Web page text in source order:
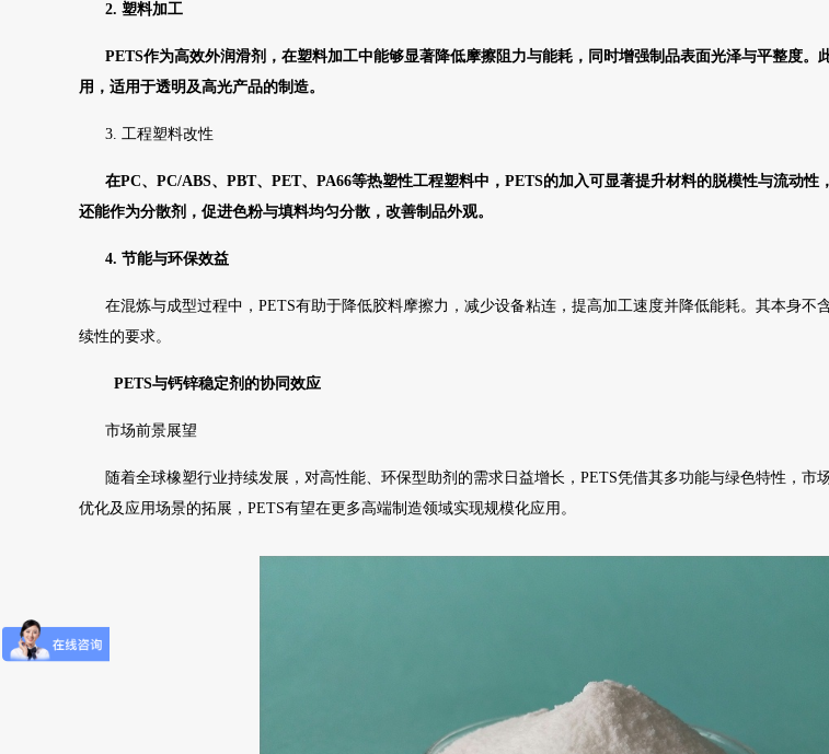
2. 塑料加工
PETS作为高效外润滑剂，在塑料加工中能够显著降低摩擦阻力与能耗，同时增强制品表面光泽与平整度。
用，适用于透明及高光产品的制造。
3. 工程塑料改性
在PC、PC/ABS、PBT、PET、PA66等热塑性工程塑料中，PETS的加入可显著提升材料的脱模性与流动
还能作为分散剂，促进色粉与填料均匀分散，改善制品外观。
4. 节能与环保效益
在混炼与成型过程中，PETS有助于降低胶料摩擦力，减少设备粘连，提高加工速度并降低能耗。其本身不
续性的要求。
PETS与钙锌稳定剂的协同效应
市场前景展望
随着全球橡塑行业持续发展，对高性能、环保型助剂的需求日益增长，PETS凭借其多功能与绿色特性，市
优化及应用场景的拓展，PETS有望在更多高端制造领域实现规模化应用。